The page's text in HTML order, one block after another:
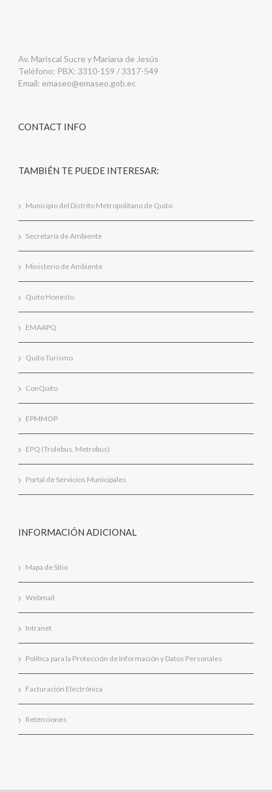
Av. Mariscal Sucre y Mariana de Jesús
Teléfono: PBX: 3310-159 / 3317-549
Email: emaseo@emaseo.gob.ec
CONTACT INFO
TAMBIÉN TE PUEDE INTERESAR:
Municipio del Distrito Metropolitano de Quito
Secretaría de Ambiente
Ministerio de Ambiente
Quito Honesto
EMAAPQ
Quito Turismo
ConQuito
EPMMOP
EPQ (Trolebus, Metrobus)
Portal de Servicios Municipales
INFORMACIÓN ADICIONAL
Mapa de Sitio
Webmail
Intranet
Política para la Protección de Información y Datos Personales
Facturación Electrónica
Retenciones